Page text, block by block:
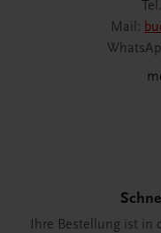
Mail:
Ihre Bestellung ist in